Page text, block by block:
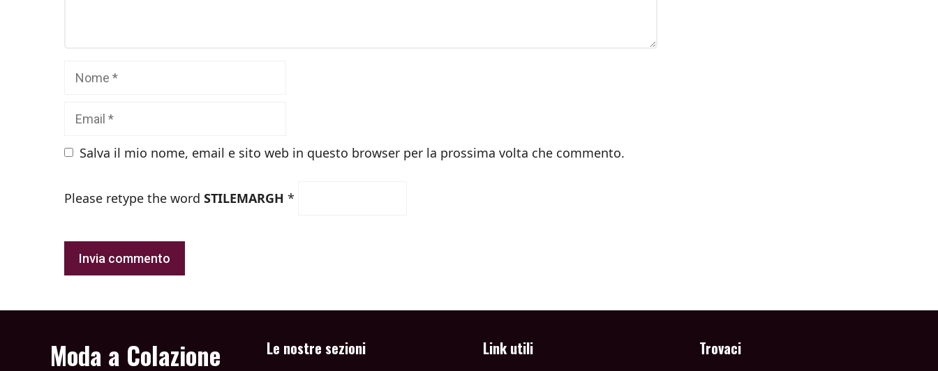
Salva il mio nome, email e sito web in questo browser per la prossima volta che commento.
Please retype the word STILEMARGH *
Moda a Colazione Le nostre sezioni Link utili Trovaci